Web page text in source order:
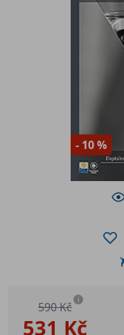
- 10 %
531 Kč
590 Kč i